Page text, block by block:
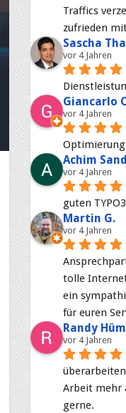
Traffics
zufrieden
Sascha
vor 4 Jahren
Giancarlo
vor 4 Jahren
Achim
vor 4 Jahren
guten
Martin G.
vor 4 Jahren
tolle
ein
für euren
Randy
vor 4 Jahren
Arbeit mehr
gerne.